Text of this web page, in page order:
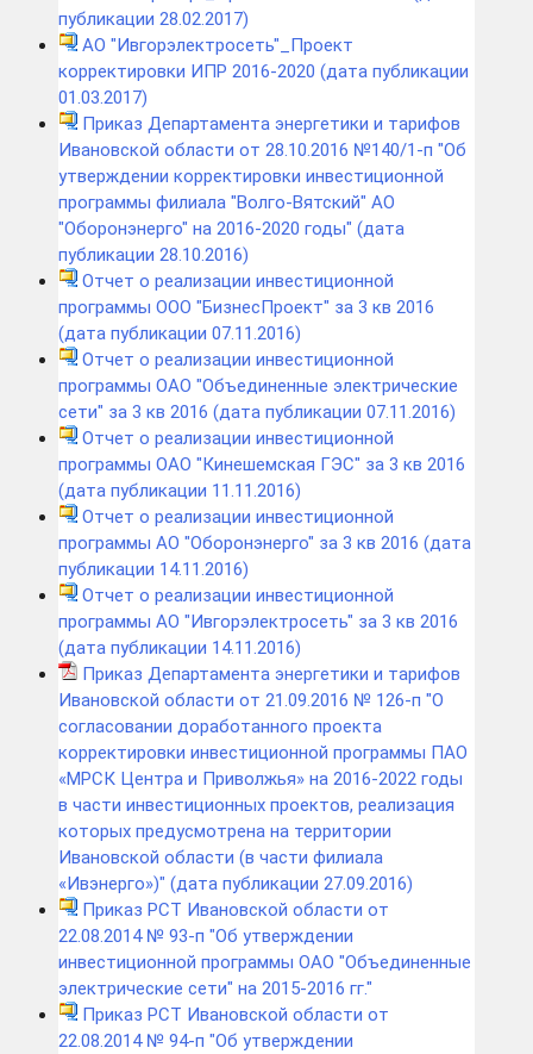
публикации 28.02.2017)
АО "Ивгорэлектросеть"_Проект
корректировки ИПР 2016-2020 (дата публикации
01.03.2017)
Приказ Департамента энергетики и тарифов
Ивановской области от 28.10.2016 №140/1-п "Об
утверждении корректировки инвестиционной
программы филиала "Волго-Вятский" АО
"Оборонэнерго" на 2016-2020 годы" (дата
публикации 28.10.2016)
Отчет о реализации инвестиционной
программы ООО "БизнесПроект" за 3 кв 2016
(дата публикации 07.11.2016)
Отчет о реализации инвестиционной
программы ОАО "Объединенные электрические
сети" за 3 кв 2016 (дата публикации 07.11.2016)
Отчет о реализации инвестиционной
программы ОАО "Кинешемская ГЭС" за 3 кв 2016
(дата публикации 11.11.2016)
Отчет о реализации инвестиционной
программы АО "Оборонэнерго" за 3 кв 2016 (дата
публикации 14.11.2016)
Отчет о реализации инвестиционной
программы АО "Ивгорэлектросеть" за 3 кв 2016
(дата публикации 14.11.2016)
Приказ Департамента энергетики и тарифов
Ивановской области от 21.09.2016 № 126-п "О
согласовании доработанного проекта
корректировки инвестиционной программы ПАО
«МРСК Центра и Приволжья» на 2016-2022 годы
в части инвестиционных проектов, реализация
которых предусмотрена на территории
Ивановской области (в части филиала
«Ивэнерго»)" (дата публикации 27.09.2016)
Приказ РСТ Ивановской области от
22.08.2014 № 93-п "Об утверждении
инвестиционной программы ОАО "Объединенные
электрические сети" на 2015-2016 гг."
Приказ РСТ Ивановской области от
22.08.2014 № 94-п "Об утверждении